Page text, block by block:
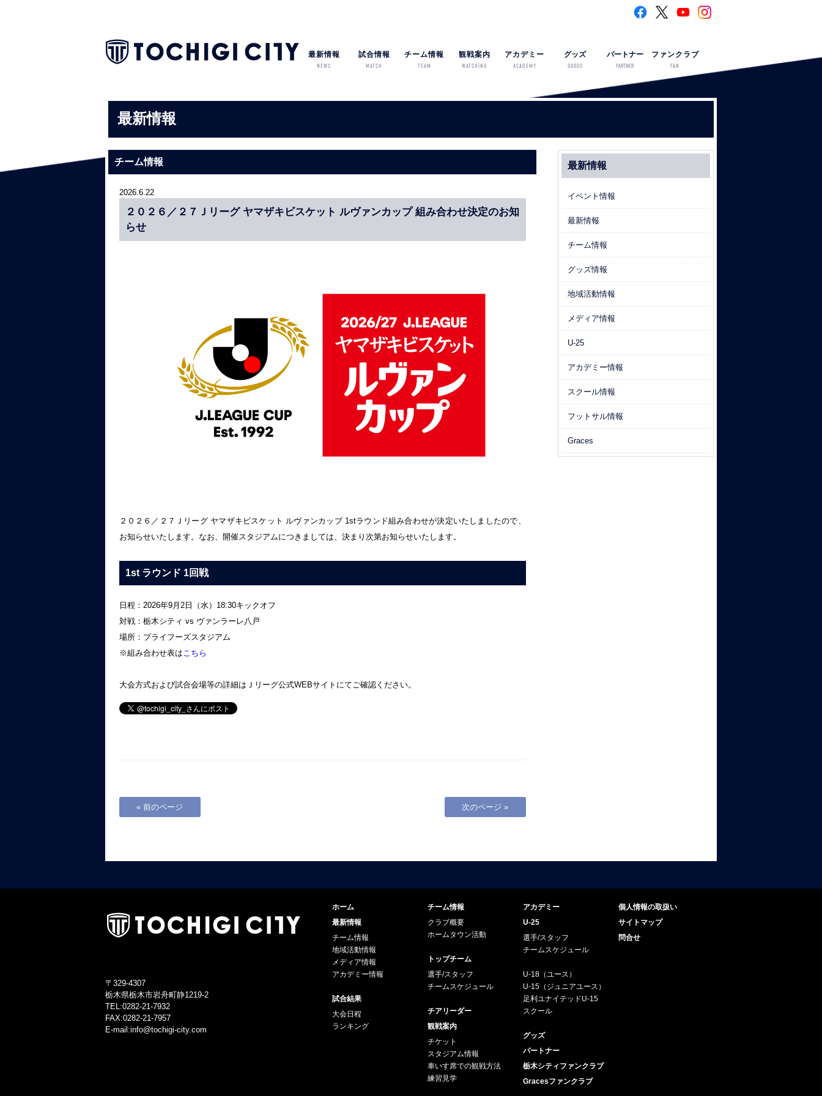
最新情報
NEWS
試合情報
MATCH
チーム情報
TEAM
観戦案内
WATCHING
アカデミー
ACADEMY
グッズ
GOODS
パートナー
PARTNER
ファンクラブ
FAN
最新情報
チーム情報
2026.6.22
２０２６／２７Ｊリーグ ヤマザキビスケット ルヴァンカップ 組み合わせ決定のお知
らせ
２０２６／２７Ｊリーグ ヤマザキビスケット ルヴァンカップ 1stラウンド組み合わせが決定いたしましたので、
お知らせいたします。なお、開催スタジアムにつきましては、決まり次第お知らせいたします。
1st ラウンド 1回戦
日程：2026年9月2日（水）18:30キックオフ
対戦：栃木シティ vs ヴァンラーレ八戸
場所：プライフーズスタジアム
※組み合わせ表はこちら
大会方式および試合会場等の詳細はＪリーグ公式WEBサイトにてご確認ください。
« 前のページ 次のページ »
最新情報
イベント情報
最新情報
チーム情報
グッズ情報
地域活動情報
メディア情報
U-25
アカデミー情報
スクール情報
フットサル情報
Graces
〒329-4307
栃木県栃木市岩舟町静1219-2
TEL:0282-21-7932
FAX:0282-21-7957
E-mail:info@tochigi-city.com
ホーム
最新情報
チーム情報
地域活動情報
メディア情報
アカデミー情報
試合結果
大会日程
ランキング
チーム情報
クラブ概要
ホームタウン活動
トップチーム
選手/スタッフ
チームスケジュール
チアリーダー
観戦案内
チケット
スタジアム情報
車いす席での観戦方法
練習見学
アカデミー
U-25
選手/スタッフ
チームスケジュール
U-18（ユース）
U-15（ジュニアユース）
足利ユナイテッドU-15
スクール
グッズ
パートナー
栃木シティファンクラブ
Gracesファンクラブ
個人情報の取扱い
サイトマップ
問合せ